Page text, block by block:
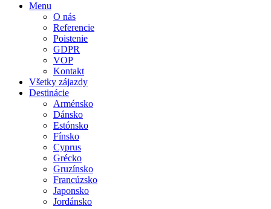
Menu
O nás
Referencie
Poistenie
GDPR
VOP
Kontakt
Všetky zájazdy
Destinácie
Arménsko
Dánsko
Estónsko
Fínsko
Cyprus
Grécko
Gruzínsko
Francúzsko
Japonsko
Jordánsko